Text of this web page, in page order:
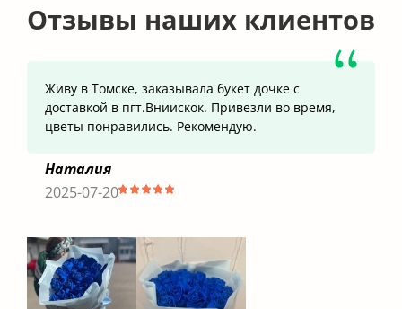
Отзывы наших клиентов
Живу в Томске, заказывала букет дочке с
доставкой в пгт.Вниискок. Привезли во время,
цветы понравились. Рекомендую.
Наталия
2025-07-20